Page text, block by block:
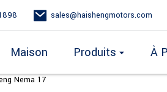
sales@haishengmotors.com
Maison Produits À